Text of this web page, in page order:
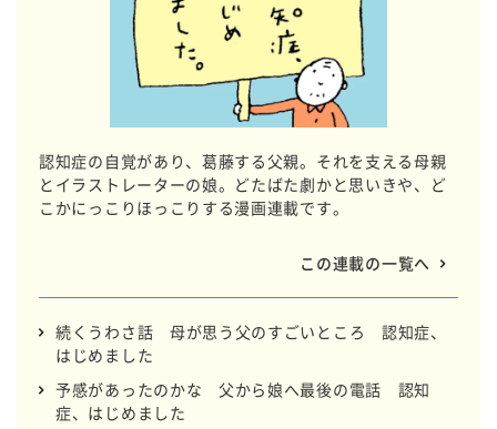
認知症の自覚があり、葛藤する父親。それを支える母親
とイラストレーターの娘。どたばた劇かと思いきや、ど
こかにっこりほっこりする漫画連載です。
この連載の一覧へ
続くうわさ話 母が思う父のすごいところ 認知症、
はじめました
予感があったのかな 父から娘へ最後の電話 認知
症、はじめました